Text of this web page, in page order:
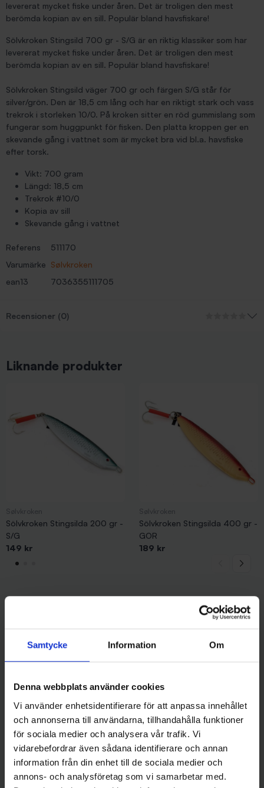
Samtycke Information Om
Denna webbplats använder cookies
Vi använder enhetsidentifierare för att anpassa innehållet
och annonserna till användarna, tillhandahålla funktioner
för sociala medier och analysera vår trafik. Vi
vidarebefordrar även sådana identifierare och annan
information från din enhet till de sociala medier och
annons- och analysföretag som vi samarbetar med.
levererat mycket fiske under åren. Det är troligen den mest
berömda kopian av en sill. Populär bland havsfiskare!
Sölvkroken Stingsild 700 gr - S/G är en riktig klassiker som har
levererat mycket fiske under åren. Det är troligen den mest
berömda kopian av en sill. Populär bland havsfiskare!
Sölvkroken Stingsild väger 700 gr och färgen S/G står för
silver/grön. Den är 18,5 cm lång och har en riktigt stark och vass
trekrok i storleken 10/0. På kroken sitter en röd gummislang som
fungerar som huggpunkt för fisken. Den platta kroppen ger en
skevande gång i vattnet som är mycket bra vid bl.a. havsfiske
efter torsk.
Vikt: 700 gram
Längd: 18,5 cm
Trekrok #10/0
Kopia av sill
Skevande gång i vattnet
Referens
511170
Varumärke Sølvkroken
ean13
7036355111705
Recensioner (0)
Liknande produkter
Sölvkroken Stingsilda 200 gr -
S/G
149 kr
Sölvkroken Stingsilda 400 gr -
GOR
189 kr
Andra gillade även
Sölvkroken Stingsilda 400 gr -
Sølvkroken